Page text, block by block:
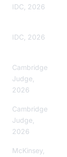
IDC, 2026
IDC, 2026
Cambridge
Judge,
2026
Cambridge
Judge,
2026
McKinsey,